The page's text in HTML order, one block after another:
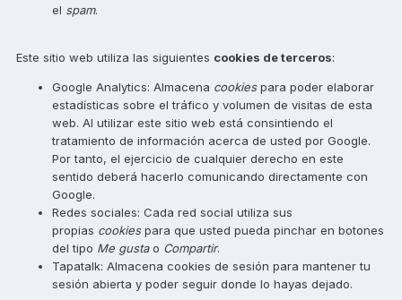
el spam.
Este sitio web utiliza las siguientes cookies de terceros:
Google Analytics: Almacena cookiespara poder elaborar
estadísticas sobre el tráfico y volumen de visitas de esta
web. Al utilizar este sitio web está consintiendo el
tratamiento de información acerca de usted por Google.
Por tanto, el ejercicio de cualquier derecho en este
sentido deberá hacerlo comunicando directamente con
Google.
Redes sociales: Cada red social utiliza sus
propias cookiespara que usted pueda pinchar en botones
del tipo Me gustao Compartir.
Tapatalk: Almacena cookies de sesión para mantener tu
sesión abierta y poder seguir donde lo hayas dejado.